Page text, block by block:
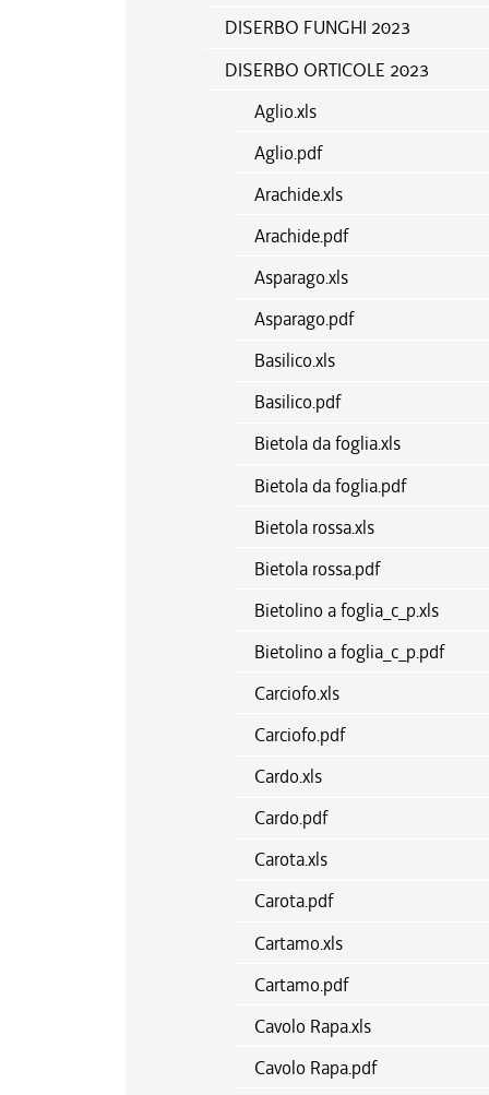
DISERBO FUNGHI 2023
DISERBO ORTICOLE 2023
Aglio.xls
Aglio.pdf
Arachide.xls
Arachide.pdf
Asparago.xls
Asparago.pdf
Basilico.xls
Basilico.pdf
Bietola da foglia.xls
Bietola da foglia.pdf
Bietola rossa.xls
Bietola rossa.pdf
Bietolino a foglia_c_p.xls
Bietolino a foglia_c_p.pdf
Carciofo.xls
Carciofo.pdf
Cardo.xls
Cardo.pdf
Carota.xls
Carota.pdf
Cartamo.xls
Cartamo.pdf
Cavolo Rapa.xls
Cavolo Rapa.pdf